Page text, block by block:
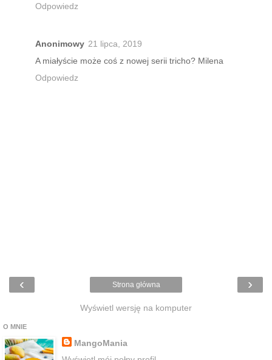
Odpowiedz
Anonimowy 21 lipca, 2019
A miałyście może coś z nowej serii tricho? Milena
Odpowiedz
‹ ›
Strona główna
Wyświetl wersję na komputer
O MNIE
MangoMania